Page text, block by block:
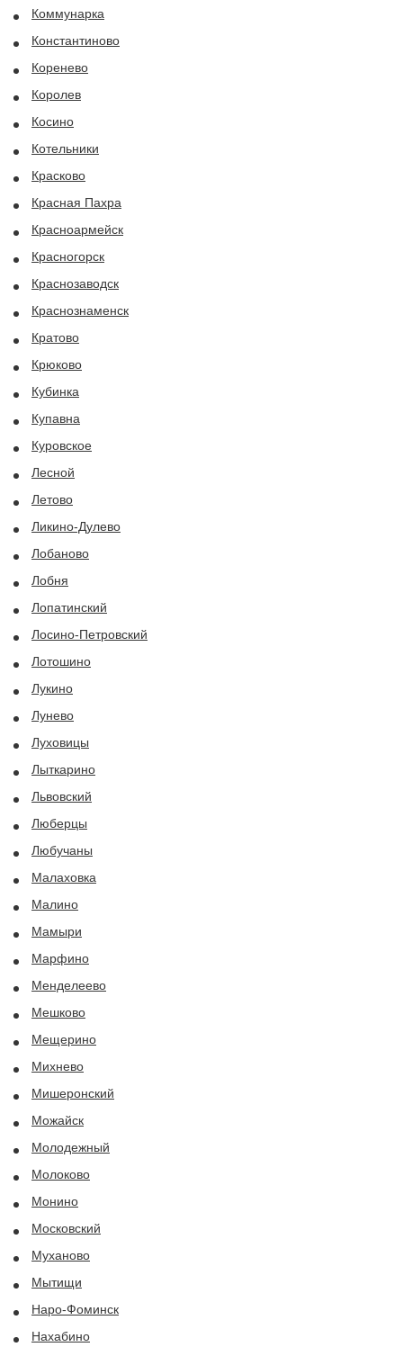
Коммунарка
Константиново
Коренево
Королев
Косино
Котельники
Красково
Красная Пахра
Красноармейск
Красногорск
Краснозаводск
Краснознаменск
Кратово
Крюково
Кубинка
Купавна
Куровское
Лесной
Летово
Ликино-Дулево
Лобаново
Лобня
Лопатинский
Лосино-Петровский
Лотошино
Лукино
Лунево
Луховицы
Лыткарино
Львовский
Люберцы
Любучаны
Малаховка
Малино
Мамыри
Марфино
Менделеево
Мешково
Мещерино
Михнево
Мишеронский
Можайск
Молодежный
Молоково
Монино
Московский
Муханово
Мытищи
Наро-Фоминск
Нахабино